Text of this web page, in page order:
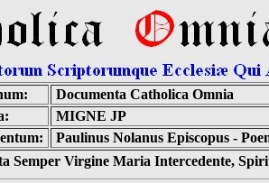
Documenta Catholica Omnia
MIGNE JP
Paulinus Nolanus Episcopus -
Semper Virgine Maria Intercedente,